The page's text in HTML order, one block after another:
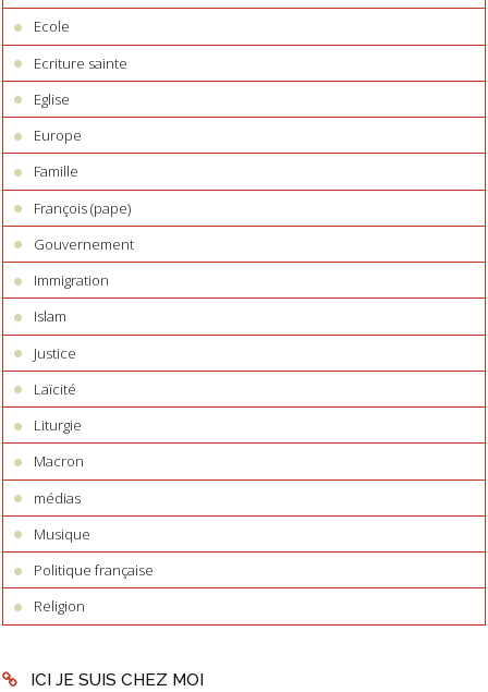
Ecole
Ecriture sainte
Eglise
Europe
Famille
François (pape)
Gouvernement
Immigration
Islam
Justice
Laïcité
Liturgie
Macron
médias
Musique
Politique française
Religion
ICI JE SUIS CHEZ MOI